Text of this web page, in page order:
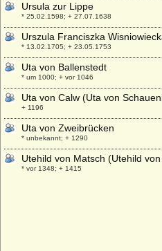
Ursula zur Lippe
* 25.02.1598; + 27.07.1638
Urszula Franciszka
* 13.02.1705; + 23.05.1753
Uta von Ballenstedt
* um 1000; + vor 1046
Uta von Calw (Uta von
+ 1196
Uta von Zweibrücken
* unbekannt; + 1290
Utehild von Matsch (Utehild
* vor 1348; + 1415